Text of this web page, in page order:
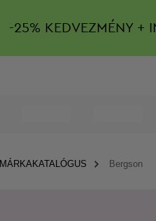
-25% KEDVEZMÉNY +
MÁRKAKATALÓGUS Bergson